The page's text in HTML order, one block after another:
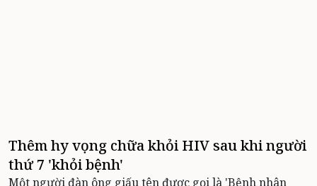
Thêm hy vọng chữa khỏi HIV sau khi người
thứ 7 'khỏi bệnh'
Một người đàn ông giấu tên được gọi là 'Bệnh nhân